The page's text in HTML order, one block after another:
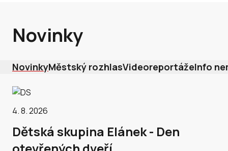
Novinky
NovinkyMěstský rozhlasVideoreportážeInfo
4. 8. 2026
Dětská skupina Elánek - Den